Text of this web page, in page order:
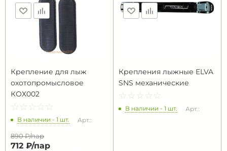
Крепление для лыж
охотопромысловое
КОХ002
☆ ☆ ☆ ☆ ☆
★ ★ ★ ★ ★
В наличии - 1 шт. Арт.:
890 ₽/пар
712 ₽/пар
Крепления лыжные ELVA
SNS механические
☆ ☆ ☆ ☆ ☆
★ ★ ★ ★ ★
В наличии - 1 шт. Арт.: